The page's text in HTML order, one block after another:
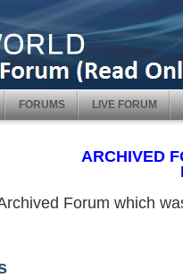
FORUMS LIVE FORUM
ARCHIVED
Forum which